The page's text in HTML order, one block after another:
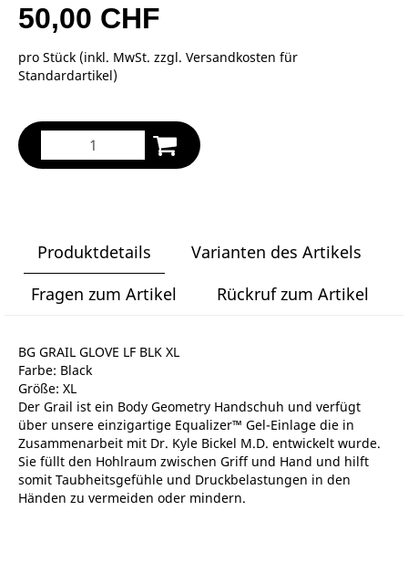
50,00 CHF
pro Stück (inkl. MwSt. zzgl. Versandkosten für
Standardartikel)
Produktdetails
Varianten des Artikels
Fragen zum Artikel
Rückruf zum Artikel
BG GRAIL GLOVE LF BLK XL
Farbe: Black
Größe: XL
Der Grail ist ein Body Geometry Handschuh und verfügt
über unsere einzigartige Equalizer™ Gel-Einlage die in
Zusammenarbeit mit Dr. Kyle Bickel M.D. entwickelt wurde.
Sie füllt den Hohlraum zwischen Griff und Hand und hilft
somit Taubheitsgefühle und Druckbelastungen in den
Händen zu vermeiden oder mindern.